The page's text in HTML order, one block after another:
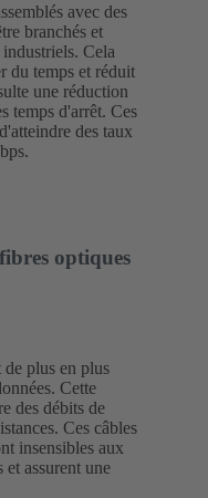
avec des
branchés et
Cela
du temps et réduit
une réduction
temps d'arrêt. Ces
des taux
optiques
de plus en plus
Cette
des débits de
Ces câbles
insensibles aux
et assurent une